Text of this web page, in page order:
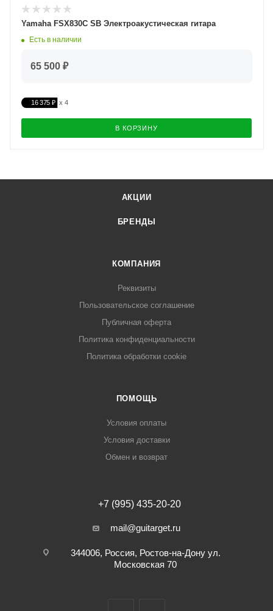
Yamaha FSX830С SB Электроакустическая гитара
Есть в наличии
65 500 ₽
16 375 ₽
В КОРЗИНУ
АКЦИИ
БРЕНДЫ
КОМПАНИЯ
Реквизиты
Пользовательское соглашение
Публичная оферта
Политика конфиденциальности
Политика обработки cookie
ПОМОЩЬ
Условия оплаты
Условия доставки
Обмен и возврат
+7 (995) 435-20-20
mail@guitarget.ru
344006, Россия, Ростов-на-Дону ул.
Московская 70